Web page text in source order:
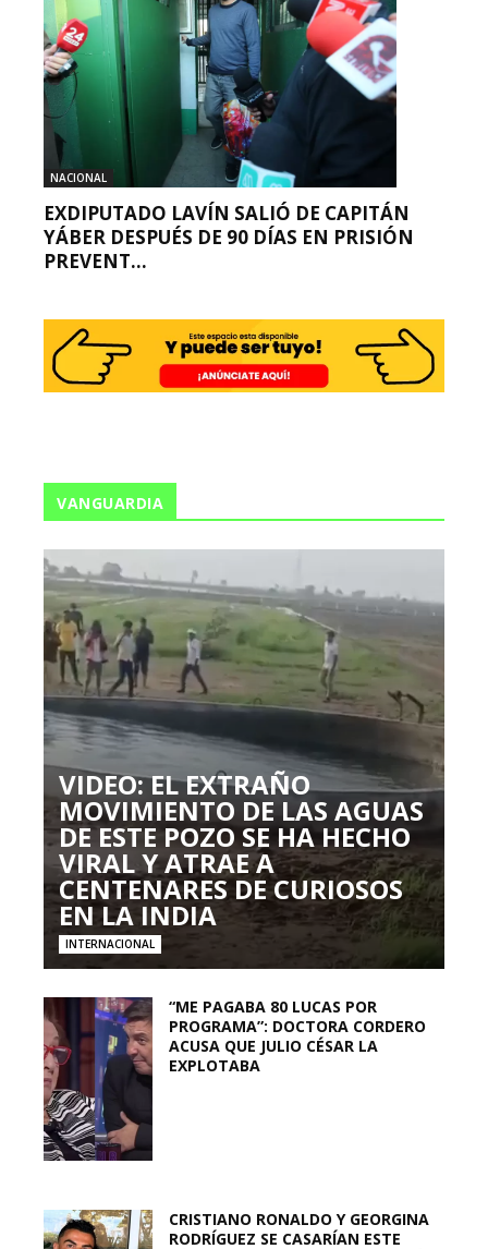
NACIONAL
EXDIPUTADO LAVÍN SALIÓ DE CAPITÁN
YÁBER DESPUÉS DE 90 DÍAS EN PRISIÓN
PREVENT...
VANGUARDIA
VIDEO: EL EXTRAÑO
MOVIMIENTO DE LAS AGUAS
DE ESTE POZO SE HA HECHO
VIRAL Y ATRAE A
CENTENARES DE CURIOSOS
EN LA INDIA
INTERNACIONAL
“ME PAGABA 80 LUCAS POR
PROGRAMA”: DOCTORA CORDERO
ACUSA QUE JULIO CÉSAR LA
EXPLOTABA
CRISTIANO RONALDO Y GEORGINA
RODRÍGUEZ SE CASARÍAN ESTE